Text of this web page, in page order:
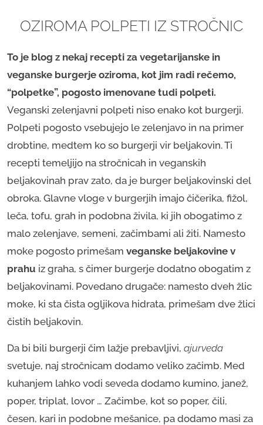
OZIROMA POLPETI IZ STROČNIC
To je blog z nekaj recepti za vegetarijanske in
veganske burgerje oziroma, kot jim radi rečemo,
“polpetke”, pogosto imenovane tudi polpeti.
Veganski zelenjavni polpeti niso enako kot burgerji.
Polpeti pogosto vsebujejo le zelenjavo in na primer
drobtine, medtem ko so burgerji vir beljakovin. Ti
recepti temeljijo na stročnicah in veganskih
beljakovinah prav zato, da je burger beljakovinski del
obroka. Glavne vloge v burgerjih imajo čičerika, fižol,
leča, tofu, grah in podobna živila, ki jih obogatimo z
malo zelenjave, semeni, začimbami ali žiti. Namesto
moke pogosto primešam veganske beljakovine v
prahu iz graha, s čimer burgerje dodatno obogatim z
beljakovinami. Povedano drugače: namesto dveh žlic
moke, ki sta čista ogljikova hidrata, primešam dve žlici
čistih beljakovin.
Da bi bili burgerji čim lažje prebavljivi, ajurveda
svetuje, naj stročnicam dodamo veliko začimb. Med
kuhanjem lahko vodi seveda dodamo kumino, janež,
poper, triplat, lovor … Začimbe, kot so poper, čili,
česen, kari in podobne mešanice, pa dodamo masi za